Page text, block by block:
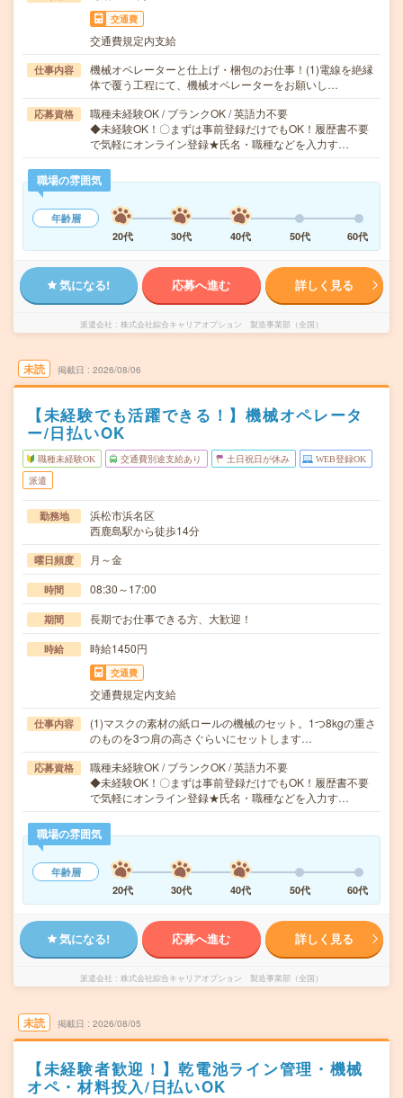
交通費
交通費規定内支給
仕事内容
機械オペレーターと仕上げ・梱包のお仕事！(1)電線を絶縁
体で覆う工程にて、機械オペレーターをお願いし…
応募資格
職種未経験OK / ブランクOK / 英語力不要
◆未経験OK！〇まずは事前登録だけでもOK！履歴書不要
で気軽にオンライン登録★氏名・職種などを入力す…
職場の雰囲気
年齢層
20代
30代 40代 50代 60代
気になる! 応募へ進む 詳しく見る
派遣会社 株式会社綜合キャリアオプション 製造事業部（全国）
未読 掲載日 2026/08/06
【未経験でも活躍できる！】機械オペレータ
ー/日払いOK
職種未経験OK 交通費別途支給あり 土日祝日が休み WEB登録OK
派遣
勤務地
浜松市浜名区
西鹿島駅から徒歩14分
曜日頻度 月～金
時間 08:30～17:00
期間 長期でお仕事できる方、大歓迎！
時給 時給1450円
交通費
交通費規定内支給
仕事内容
(1)マスクの素材の紙ロールの機械のセット。1つ8kgの重さ
のものを3つ肩の高さぐらいにセットします…
応募資格
職種未経験OK / ブランクOK / 英語力不要
◆未経験OK！〇まずは事前登録だけでもOK！履歴書不要
で気軽にオンライン登録★氏名・職種などを入力す…
職場の雰囲気
年齢層
20代
30代 40代 50代 60代
気になる! 応募へ進む 詳しく見る
派遣会社 株式会社綜合キャリアオプション 製造事業部（全国）
未読 掲載日 2026/08/05
【未経験者歓迎！】乾電池ライン管理・機械
オペ・材料投入/日払いOK